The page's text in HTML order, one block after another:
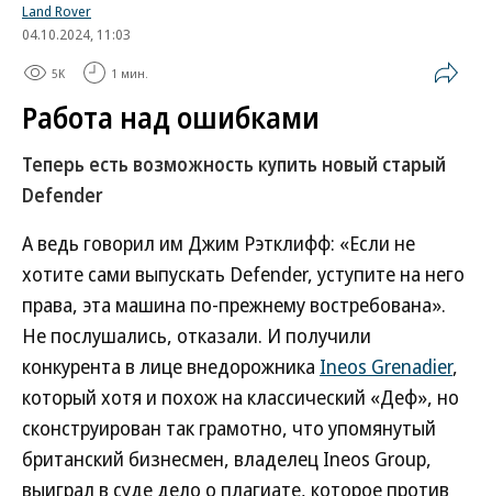
Land Rover
04.10.2024, 11:03
5K 1 мин.
Работа над ошибками
Теперь есть возможность купить новый старый
Defender
А ведь говорил им Джим Рэтклифф: «Если не
хотите сами выпускать Defender, уступите на него
права, эта машина по-прежнему востребована».
Не послушались, отказали. И получили
конкурента в лице внедорожника Ineos Grenadier,
который хотя и похож на классический «Деф», но
сконструирован так грамотно, что упомянутый
британский бизнесмен, владелец Ineos Group,
выиграл в суде дело о плагиате, которое против